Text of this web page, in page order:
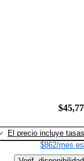
El precio incluye tasas
$862/mes